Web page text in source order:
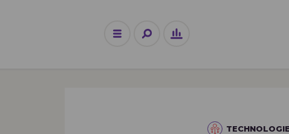
TECHNOLOGIE